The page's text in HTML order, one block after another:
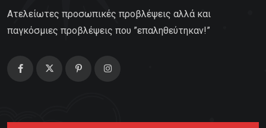
Ατελείωτες προσωπικές προβλέψεις αλλά και
παγκόσμιες προβλέψεις που ”επαληθεύτηκαν!”